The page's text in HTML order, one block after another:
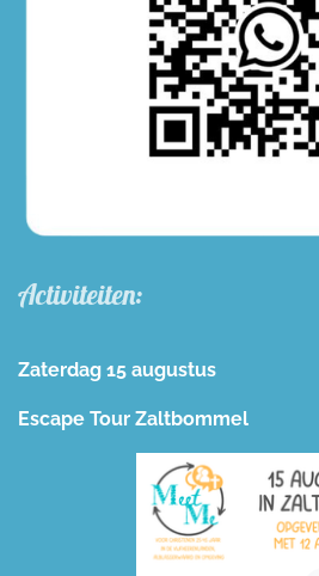
Activiteiten:
Zaterdag 15 augustus
Escape Tour Zaltbommel